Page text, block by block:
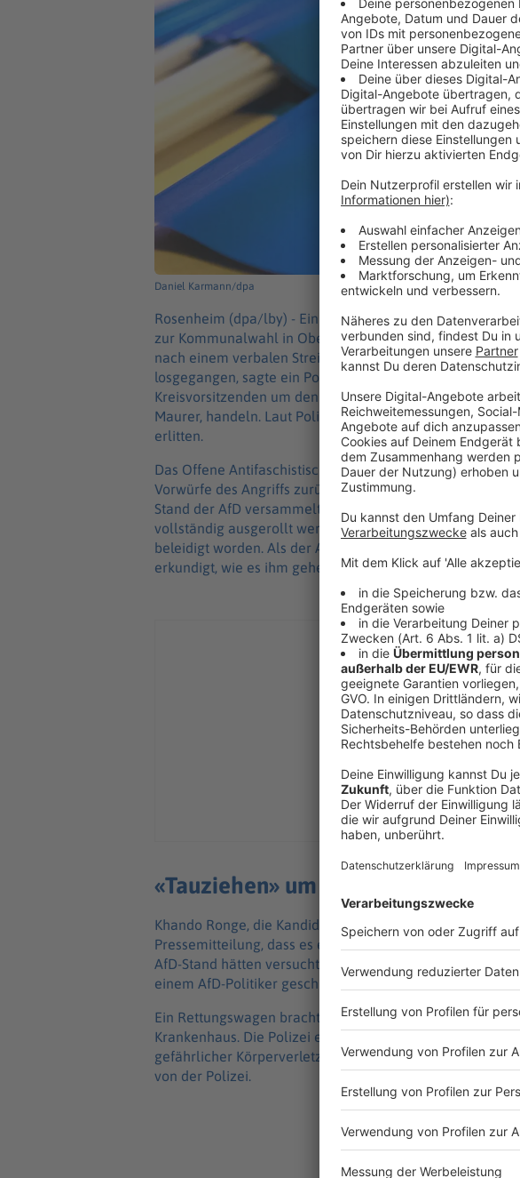
Daniel Karmann/dpa
Rosenheim (dpa/lby) - Ein AfD-Kandidat ist nach
zur Kommunalwahl in Oberbayern angegriffen und
nach einem verbalen Streit an dem Stand in Rosenheim
losgegangen, sagte ein Polizeisprecher. Bei dem Opfer
Kreisvorsitzenden um den Kandidaten für das
Maurer, handeln. Laut Polizei habe er Prellungen und
erlitten.
Das Offene Antifaschistische Plenum Rosenheim weist
Vorwürfe des Angriffs zurück. Rund fünf
Stand der AfD versammelt und seien angegriffen worden
vollständig ausgerollt werden konnte». Die
beleidigt worden. Als der AfD-Kandidat im Gerangel
erkundigt, wie es ihm gehe.
«Tauziehen» um ein Banner
Khando Ronge, die Kandidatin der Linken für den
Pressemitteilung, dass es ein «Tauziehen» um ein Banner
AfD-Stand hätten versucht, den Demonstrierenden ein
einem AfD-Politiker geschubst worden.
Ein Rettungswagen brachte den AfD-Politiker laut Polizei
Krankenhaus. Die Polizei ermittelt gegen die beiden 18-
gefährlicher Körperverletzung. Diese seien einer «linken
von der Polizei.